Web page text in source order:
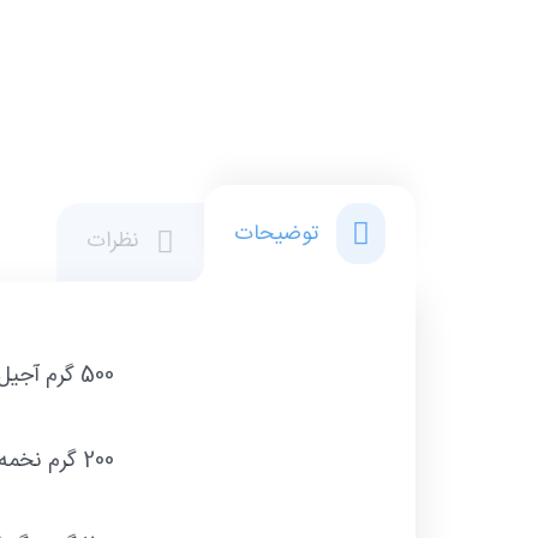
توضیحات نظرات
500 گرم آجیل ممتاز
200 گرم نخمه دور سفید